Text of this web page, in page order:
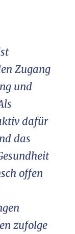
Zugang
und
dafür
das
offen
zufolge